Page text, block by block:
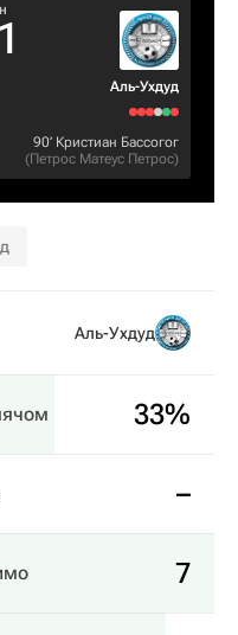
1
Аль-Ухдуд
90‎’‎ Кристиан Бассогог
(Петрос Матеус Петрос)
Аль-Ухдуд
33%
–
7